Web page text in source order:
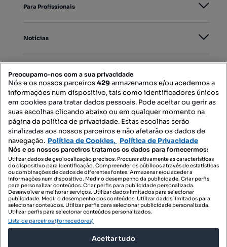
Para Profissionais
Notícias
Mapa do Site
Contacte-nos
SIGA-NOS:
DESCARREGAR NA:
Preocupamo-nos com a sua privacidade
Nós e os nossos parceiros429armazenamos e/ou acedemos a
informações num dispositivo, tais como identificadores únicos
em cookies para tratar dados pessoais. Pode aceitar ou gerir as
suas escolhas clicando abaixo ou em qualquer momento na
página da política de privacidade. Estas escolhas serão
sinalizadas aos nossos parceiros e não afetarão os dados de
navegação. Política de Cookies, Política de Privacidade
Nós e os nossos parceiros tratamos os dados para fornecermos:
Utilizar dados de geolocalização precisos. Procurar ativamente as características
do dispositivo para identificação. Compreender os públicos através de estatísticas
ou combinações de dados de diferentes fontes. Armazenar e/ou aceder a
informações num dispositivo. Medir o desempenho da publicidade. Criar perfis
para personalizar conteúdos. Criar perfis para publicidade personalizada.
Desenvolver e melhorar serviços. Utilizar dados limitados para selecionar
publicidade. Medir o desempenho dos conteúdos. Utilizar dados limitados para
selecionar conteúdos. Utilizar perfis para selecionar publicidade personalizada.
Utilizar perfis para selecionar conteúdos personalizados.
Lista de parceiros (fornecedores)
Aceitar tudo